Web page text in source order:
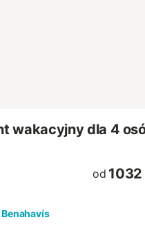
wakacyjny dla 4
od 1032